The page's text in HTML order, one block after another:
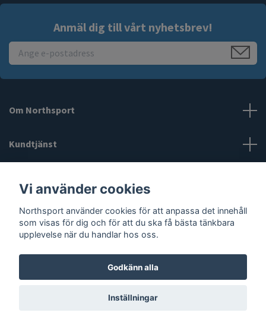
Anmäl dig till vårt nyhetsbrev!
Om Northsport
Kundtjänst
Sociala medier
© 2026 Northsport
Vi använder cookies
Northsport använder cookies för att anpassa det innehåll
som visas för dig och för att du ska få bästa tänkbara
upplevelse när du handlar hos oss.
Godkänn alla
Inställningar